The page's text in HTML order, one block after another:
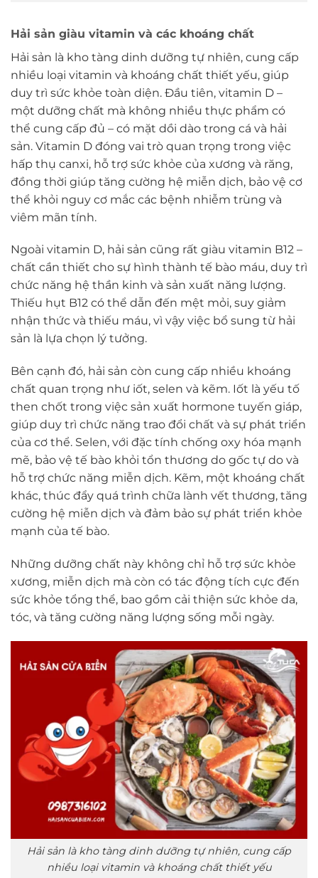
Hải sản giàu vitamin và các khoáng chất
Hải sản là kho tàng dinh dưỡng tự nhiên, cung cấp
nhiều loại vitamin và khoáng chất thiết yếu, giúp
duy trì sức khỏe toàn diện. Đầu tiên, vitamin D –
một dưỡng chất mà không nhiều thực phẩm có
thể cung cấp đủ – có mặt dồi dào trong cá và hải
sản. Vitamin D đóng vai trò quan trọng trong việc
hấp thụ canxi, hỗ trợ sức khỏe của xương và răng,
đồng thời giúp tăng cường hệ miễn dịch, bảo vệ cơ
thể khỏi nguy cơ mắc các bệnh nhiễm trùng và
viêm mãn tính.
Ngoài vitamin D, hải sản cũng rất giàu vitamin B12 –
chất cần thiết cho sự hình thành tế bào máu, duy trì
chức năng hệ thần kinh và sản xuất năng lượng.
Thiếu hụt B12 có thể dẫn đến mệt mỏi, suy giảm
nhận thức và thiếu máu, vì vậy việc bổ sung từ hải
sản là lựa chọn lý tưởng.
Bên cạnh đó, hải sản còn cung cấp nhiều khoáng
chất quan trọng như iốt, selen và kẽm. Iốt là yếu tố
then chốt trong việc sản xuất hormone tuyến giáp,
giúp duy trì chức năng trao đổi chất và sự phát triển
của cơ thể. Selen, với đặc tính chống oxy hóa mạnh
mẽ, bảo vệ tế bào khỏi tổn thương do gốc tự do và
hỗ trợ chức năng miễn dịch. Kẽm, một khoáng chất
khác, thúc đẩy quá trình chữa lành vết thương, tăng
cường hệ miễn dịch và đảm bảo sự phát triển khỏe
mạnh của tế bào.
Những dưỡng chất này không chỉ hỗ trợ sức khỏe
xương, miễn dịch mà còn có tác động tích cực đến
sức khỏe tổng thể, bao gồm cải thiện sức khỏe da,
tóc, và tăng cường năng lượng sống mỗi ngày.
Hải sản là kho tàng dinh dưỡng tự nhiên, cung cấp
nhiều loại vitamin và khoáng chất thiết yếu